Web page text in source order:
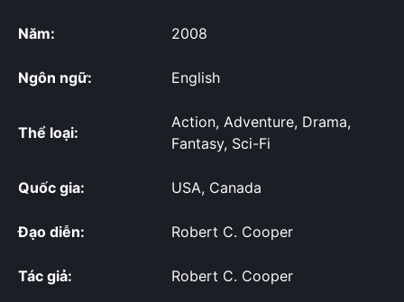
Năm: 2008
Ngôn ngữ: English
Thể loại:
Action, Adventure, Drama,
Fantasy, Sci-Fi
Quốc gia: USA, Canada
Đạo diễn: Robert C. Cooper
Tác giả: Robert C. Cooper